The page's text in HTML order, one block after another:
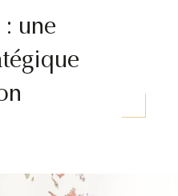
une